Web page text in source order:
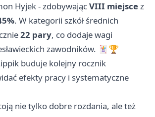
Hyjek - zdobywającVIII miejscez
. W kategorii szkół średnich
22 pary, co dodaje wagi
zawodników. 🃏🏆
buduje kolejny rocznik
efekty pracy i systematyczne
nie tylko dobre rozdania, ale też